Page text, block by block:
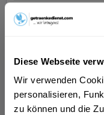
Diese Webseite
Wir verwenden
personalisieren,
zu können und die